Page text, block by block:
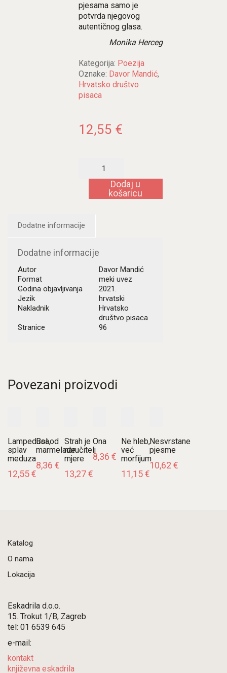
pjesama samo je
potvrda njegovog
autentičnog glasa.
Monika Herceg
Kategorija: Poezija
Oznake: Davor Mandić,
Hrvatsko društvo
pisaca
12,55 €
jedna
količina
Dodaj u
košaricu
Dodatne informacije
Dodatne informacije
Autor
Davor Mandić
Format
meki uvez
Godina objavljivanja
2021.
Jezik
hrvatski
Nakladnik
Hrvatsko
društvo pisaca
Stranice
96
Povezani proizvodi
Lampedusa,
splav
meduza
12,55€
Bol od
marmelade
8,36 €
Strah je
naručitelj
mjere
13,27€
Ona
8,36 €
Ne hleb,
već
morfijum
11,15€
Nesvrstane
pjesme
10,62 €
Katalog
O nama
Lokacija
Eskadrila d.o.o.
15. Trokut 1/B, Zagreb
tel: 01 6539 645
e-mail:
kontakt
književna eskadrila